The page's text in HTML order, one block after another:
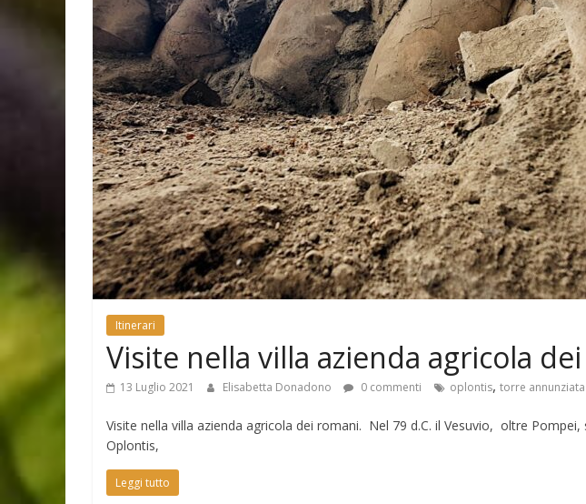
Itinerari
Visite nella villa azienda agricola
13 Luglio 2021 Elisabetta Donadono 0 commenti oplontis, torre annunziata
Visite nella villa azienda agricola dei romani. Nel 79 d.C. il Vesuvio, oltre
Oplontis,
Leggi tutto